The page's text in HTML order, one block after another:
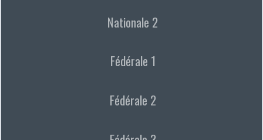
Nationale 2
Fédérale 1
Fédérale 2